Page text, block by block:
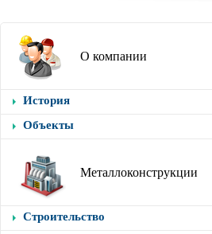
О компании
История
Объекты
Металлоконструкции
Строительство